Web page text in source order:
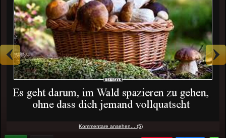
Kommentare ansehen... (5)